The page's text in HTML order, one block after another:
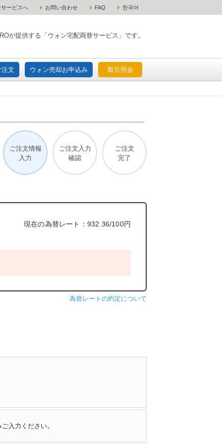
ービスへ お問い合わせ FAQ 한국어
が提供する「ウォン宅配両替サービス」です。
文 ウォン売却お申込み 取引照会
宅配ご注文 ウォン売却お申込み 取引照会
ご注文情報
入力
ご注文入力
確認
ご注文
完了
現在の為替レート：932.36/100円
為替レートの約定について
入力ください。